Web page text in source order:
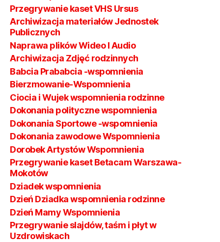
Przegrywanie kaset VHS Ursus
Archiwizacja materiałów Jednostek
Publicznych
Naprawa plików Wideo I Audio
Archiwizacja Zdjęć rodzinnych
Babcia Prababcia -wspomnienia
Bierzmowanie-Wspomnienia
Ciocia i Wujek wspomnienia rodzinne
Dokonania polityczne wspomnienia
Dokonania Sportowe -wspomnienia
Dokonania zawodowe Wspomnienia
Dorobek Artystów Wspomnienia
Przegrywanie kaset Betacam Warszawa-
Mokotów
Dziadek wspomnienia
Dzień Dziadka wspomnienia rodzinne
Dzień Mamy Wspomnienia
Przegrywanie slajdów, taśm i płyt w
Uzdrowiskach